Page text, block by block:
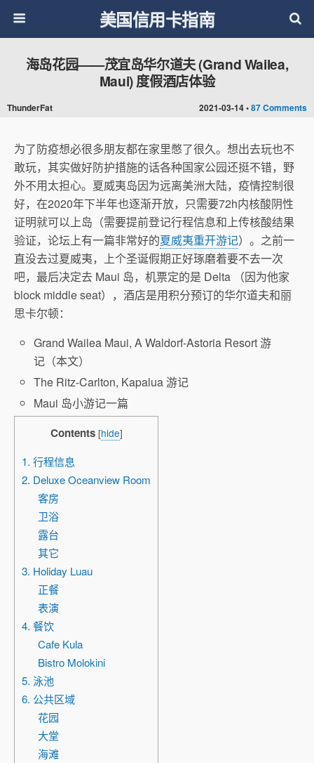
美国信用卡指南
2021-03-14 •87 Comments
海岛花园——茂宜岛华尔道夫 (Grand Wailea,
Maui) 度假酒店体验
ThunderFat
为了防疫想必很多朋友都在家里憋了很久。想出去玩也不
敢玩，其实做好防护措施的话各种国家公园还挺不错，野
外不用太担心。夏威夷岛因为远离美洲大陆，疫情控制很
好，在2020年下半年也逐渐开放，只需要72h内核酸阴性
证明就可以上岛（需要提前登记行程信息和上传核酸结果
验证，论坛上有一篇非常好的夏威夷重开游记）。之前一
直没去过夏威夷，上个圣诞假期正好琢磨着要不去一次
吧，最后决定去 Maui 岛，机票定的是 Delta （因为他家
block middle seat），酒店是用积分预订的华尔道夫和丽
思卡尔顿：
Grand Wailea Maui, A Waldorf-Astoria Resort 游
记（本文）
The Ritz-Carlton, Kapalua 游记
Maui 岛小游记一篇
Contents [hide]
1. 行程信息
2. Deluxe Oceanview Room
客房
卫浴
露台
其它
3. Holiday Luau
正餐
表演
4. 餐饮
Cafe Kula
Bistro Molokini
5. 泳池
6. 公共区域
花园
大堂
海滩